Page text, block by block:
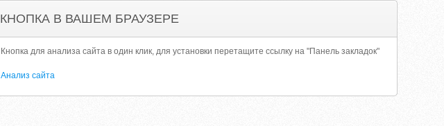
КНОПКА В ВАШЕМ БРАУЗЕРЕ
Кнопка для анализа сайта в один клик, для установки перетащите ссылку на "Панель закладок"
Анализ сайта